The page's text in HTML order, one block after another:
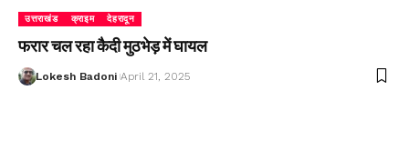
उत्तराखंड क्राइम देहरादून
फरार चल रहा कैदी मुठभेड़ में घायल
Lokesh Badoni April 21, 2025